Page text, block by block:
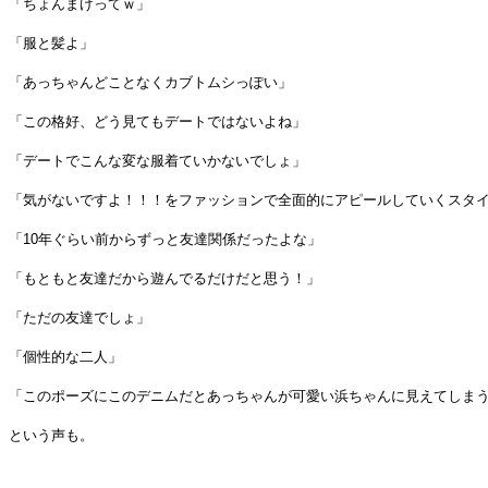
「ちょんまげってｗ」
「服と髪よ」
「あっちゃんどことなくカブトムシっぽい」
「この格好、どう見てもデートではないよね」
「デートでこんな変な服着ていかないでしょ」
「気がないですよ！！！をファッションで全面的にアピールしていくスタイ
「10年ぐらい前からずっと友達関係だったよな」
「もともと友達だから遊んでるだけだと思う！」
「ただの友達でしょ」
「個性的な二人」
「このポーズにこのデニムだとあっちゃんが可愛い浜ちゃんに見えてしま
という声も。